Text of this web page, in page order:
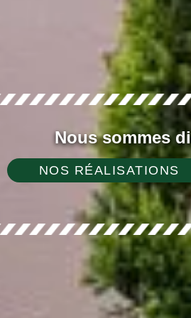
Nous sommes
NOS RÉALISATIONS